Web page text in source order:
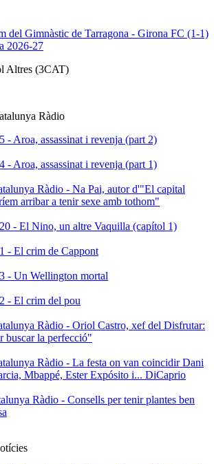
del Gimnàstic de Tarragona - Girona FC (1-1)
2026-27
Altres (3CAT)
Ràdio
- Aroa, assassinat i revenja (part 2)
- Aroa, assassinat i revenja (part 1)
Ràdio - Na Pai, autor d'"El capital
arribar a tenir sexe amb tothom"
- El Nino, un altre Vaquilla (capítol 1)
- El crim de Cappont
- Un Wellington mortal
- El crim del pou
Ràdio - Oriol Castro, xef del Disfrutar:
buscar la perfecció"
Ràdio - La festa on van coincidir Dani
Mbappé, Ester Expósito i... DiCaprio
Ràdio - Consells per tenir plantes ben